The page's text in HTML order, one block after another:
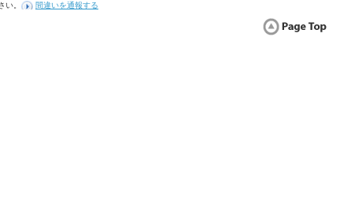
。 間違いを通報する